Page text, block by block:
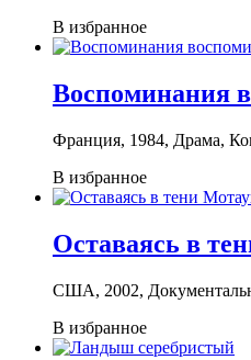
В избранное
Воспоминания
Франция, 1984, Драма,
В избранное
Оставаясь в
США, 2002,
В избранное